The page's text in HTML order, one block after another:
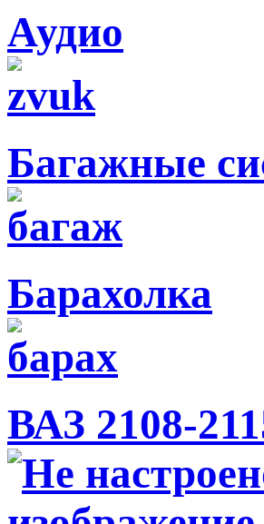
Аудио
Багажные
Барахолка
ВАЗ 2108-